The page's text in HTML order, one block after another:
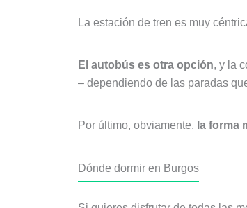
La estación de tren es muy
El autobús es otra opción, y la
– dependiendo de las paradas
Por último, obviamente, la forma
Dónde dormir en Burgos